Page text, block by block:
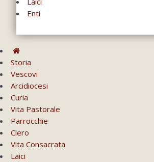
Enti
Storia
Vescovi
Arcidiocesi
Curia
Vita Pastorale
Parrocchie
Clero
Vita Consacrata
Laici